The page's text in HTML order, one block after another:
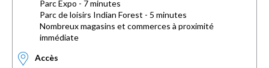
Parc Expo - 7 minutes
Parc de loisirs Indian Forest - 5 minutes
Nombreux magasins et commerces à proximité
immédiate
Accès